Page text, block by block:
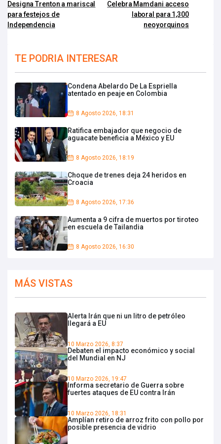
Designa Trenton a mariscal
para festejos de
Independencia
Celebra Mamdani acceso
laboral para 1,300
neoyorquinos
TE PODRIA INTERESAR
Condena Abelardo De La Espriella
atentado en peaje en Colombia
8 Agosto 2026, 18:31
Ratifica embajador que negocio de
aguacate beneficia a México y EU
8 Agosto 2026, 18:19
Choque de trenes deja 24 heridos en
Croacia
8 Agosto 2026, 17:36
Aumenta a 9 cifra de muertos por tiroteo
en escuela de Tailandia
8 Agosto 2026, 16:30
MÁS VISTAS
Alerta Irán que ni un litro de petróleo
llegará a EU
10 Marzo 2026, 8:37
Debaten el impacto económico y social
del Mundial en NJ
10 Marzo 2026, 19:47
Informa secretario de Guerra sobre
fuertes ataques de EU contra Irán
10 Marzo 2026, 18:31
Amplían retiro de arroz frito con pollo por
posible presencia de vidrio